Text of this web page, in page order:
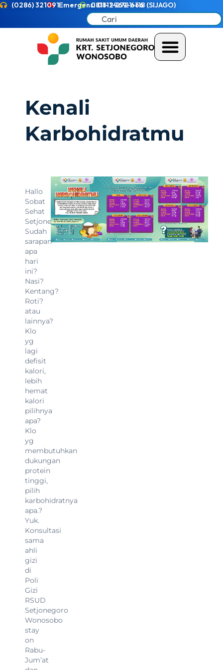
Emergensi 0811-2721-118 (SIJAGO)
0811-2969-666
(0286) 321091
Kenali
Karbohidratmu
Hallo
Sobat
Sehat
Setjonegoro.
Sudah
sarapan
apa
hari
ini?
Nasi?
Kentang?
Roti?
atau
lainnya?
Klo
yg
lagi
defisit
kalori,
lebih
hemat
kalori
pilihnya
apa?
Klo
yg
membutuhkan
dukungan
protein
tinggi,
pilih
karbohidratnya
apa.?
Yuk.
Konsultasi
sama
ahli
gizi
di
Poli
Gizi
RSUD
Setjonegoro
Wonosobo
stay
on
Rabu-
Jum’at